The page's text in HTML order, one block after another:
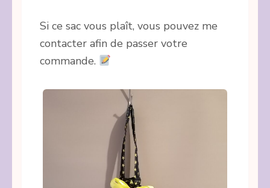
Si ce sac vous plaît, vous pouvez me
contacter afin de passer votre
commande.